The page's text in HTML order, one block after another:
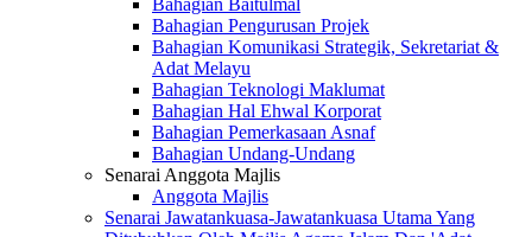
Bahagian Pengurusan Projek
Bahagian Komunikasi Strategik, Sekretariat &
Adat Melayu
Bahagian Teknologi Maklumat
Bahagian Hal Ehwal Korporat
Bahagian Pemerkasaan Asnaf
Bahagian Undang-Undang
Senarai Anggota Majlis
Anggota Majlis
Senarai Jawatankuasa-Jawatankuasa Utama Yang